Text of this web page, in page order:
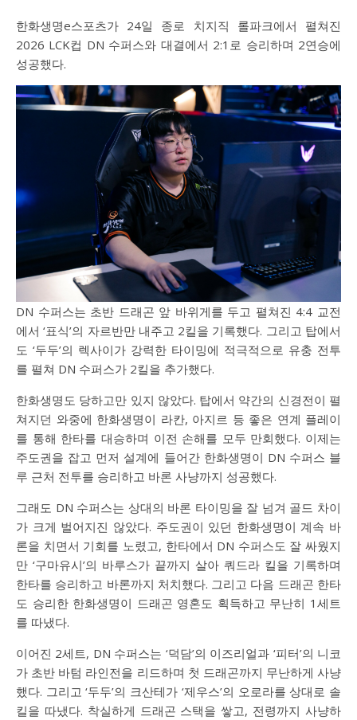
한화생명e스포츠가 24일 종로 치지직 롤파크에서 펼쳐진
2026 LCK컵 DN 수퍼스와 대결에서 2:1로 승리하며 2연승에
성공했다.
DN 수퍼스는 초반 드래곤 앞 바위게를 두고 펼쳐진 4:4 교전
에서 ‘표식’의 자르반만 내주고 2킬을 기록했다. 그리고 탑에서
도 ‘두두’의 렉사이가 강력한 타이밍에 적극적으로 유충 전투
를 펼쳐 DN 수퍼스가 2킬을 추가했다.
한화생명도 당하고만 있지 않았다. 탑에서 약간의 신경전이 펼
쳐지던 와중에 한화생명이 라칸, 아지르 등 좋은 연계 플레이
를 통해 한타를 대승하며 이전 손해를 모두 만회했다. 이제는
주도권을 잡고 먼저 설계에 들어간 한화생명이 DN 수퍼스 블
루 근처 전투를 승리하고 바론 사냥까지 성공했다.
그래도 DN 수퍼스는 상대의 바론 타이밍을 잘 넘겨 골드 차이
가 크게 벌어지진 않았다. 주도권이 있던 한화생명이 계속 바
론을 치면서 기회를 노렸고, 한타에서 DN 수퍼스도 잘 싸웠지
만 ‘구마유시’의 바루스가 끝까지 살아 쿼드라 킬을 기록하며
한타를 승리하고 바론까지 처치했다. 그리고 다음 드래곤 한타
도 승리한 한화생명이 드래곤 영혼도 획득하고 무난히 1세트
를 따냈다.
이어진 2세트, DN 수퍼스는 ‘덕담’의 이즈리얼과 ‘피터’의 니코
가 초반 바텀 라인전을 리드하며 첫 드래곤까지 무난하게 사냥
했다. 그리고 ‘두두’의 크산테가 ‘제우스’의 오로라를 상대로 솔
킬을 따냈다. 착실하게 드래곤 스택을 쌓고, 전령까지 사냥하